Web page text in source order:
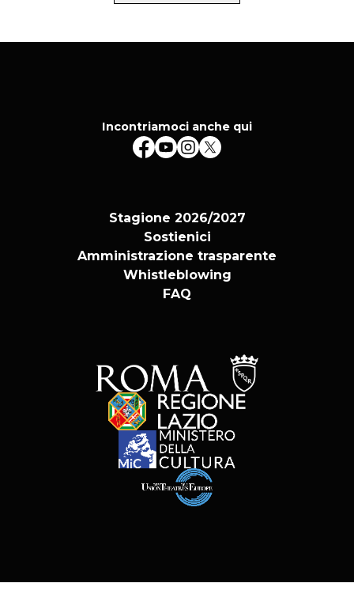
Incontriamoci anche qui
Stagione 2026/2027
Sostienici
Amministrazione trasparente
Whistleblowing
FAQ